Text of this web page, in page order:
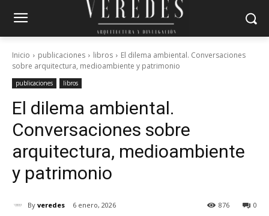
Inicio publicaciones libros
El dilema ambiental. Conversaciones
sobre arquitectura, medioambiente y patrimonio
publicaciones libros
El dilema ambiental.
Conversaciones sobre
arquitectura, medioambiente
y patrimonio
By veredes 6 enero, 2026 0
876